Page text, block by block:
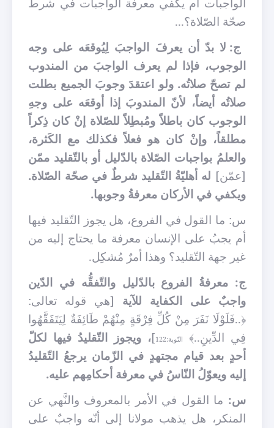
صحّة الصّلاة؟...
ج: لا بدّ أن يعرفَ الواجبَ لِيُوقعَه على وجه
الوجوب، فإذا لم يعرف الواجبَ من المندوب
لم تصحّ صلاتُه. ولو اعتقدَ وجوبَ الجميع بطلت
صلاتُه أيضاً، لأنّ المندوبَ إذا أوقعَه على وجهِ
الوجوب كان باطلاً ومُبطِلاً للصّلاة إنْ كان ذِكراً
مطلقاً، وإنْ كان هو فعلاً فكذلك مع الكَثرة،
والعلمُ بواجبات الصّلاة بالدّليل أو بالتّقليد ممّن
[عمّن] له أهليّةُ التّقليد شرطٌ في صحّة الصّلاة.
ويكفي في الأركان معرفةُ وجوبها.
س: ما القول في الفروع، هل يجوز التّقليد فيها
أم يجبُ على الإنسان معرفة ما يحتاج إليه من
غير جهة التّقليد؟ وهذا أمرٌ مُشكِل.
ج: معرفةُ الفروع بالدّليل والتّفقُّه في الدّين
واجبٌ على الكفاية للآية [هي قوله تعالى:
﴿..فَلَوْلَا نَفَرَ مِنْ كُلِّ فِرْقَةٍ مِنْهُمْ طَائِفَةٌ لِيَتَفَقَّهُوا
فِي الدِّينِ..﴾
التّوبة:122 ]، ويجوز التّقليدُ فيها لكلّ
أحدٍ بعد قيام مجتهدٍ في الزّمان يرجعُ التّقليدُ
إليه ويعوّلُ النّاسُ في معرفة أحكامِهم عليه.
س: ما القول في الأمر بالمعروف والنَّهي عن
المنكر، هل يذهب مولانا إلى أنّه واجبٌ على